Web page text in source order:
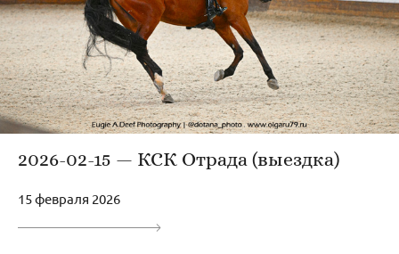
2026-02-15 — КСК Отрада (выездка)
15 февраля 2026